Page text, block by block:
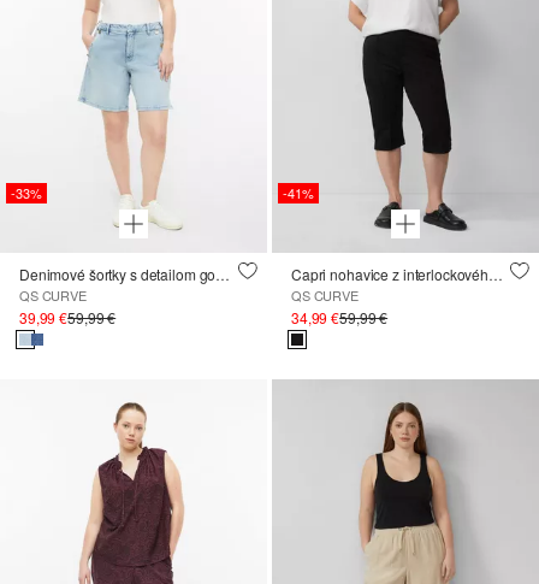
-33%
Denimové šortky s detailom gombíka
QS CURVE
39,99 €59,99 €
-41%
Capri nohavice z interlockového džerseja
QS CURVE
34,99 €59,99 €